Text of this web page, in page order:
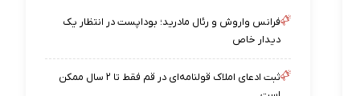
فرانس واروش و رئال مادرید؛ بوداپست در انتظار یک
دیدار خاص
ثبت ادعای املاک قولنامه‌ای در قم فقط تا ۲ سال ممکن